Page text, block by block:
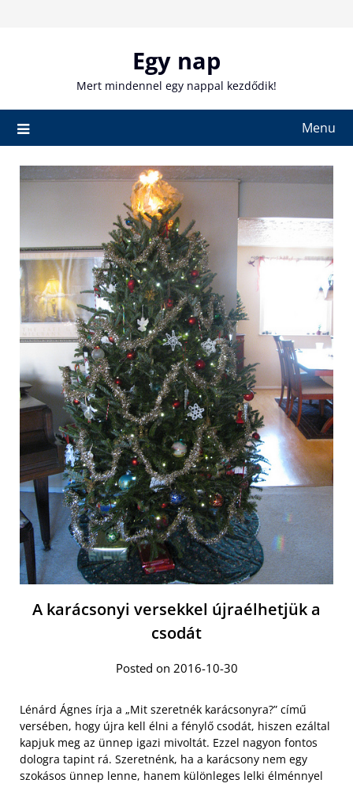
Egy nap
Mert mindennel egy nappal kezdődik!
Menu
A karácsonyi versekkel újraélhetjük a
csodát
Posted on 2016-10-30
Lénárd Ágnes írja a „Mit szeretnék karácsonyra?” című
versében, hogy újra kell élni a fénylő csodát, hiszen ezáltal
kapjuk meg az ünnep igazi mivoltát. Ezzel nagyon fontos
dologra tapint rá. Szeretnénk, ha a karácsony nem egy
szokásos ünnep lenne, hanem különleges lelki élménnyel